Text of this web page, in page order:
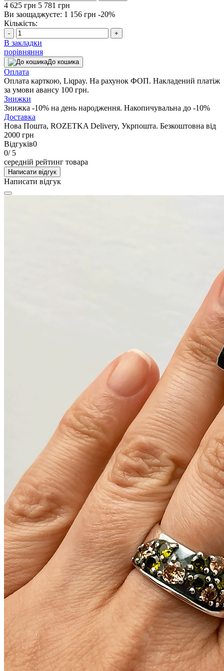
4 625 грн 5 781 грн
Ви заощаджуєте: 1 156 грн -20%
Кількість:
- +
В закладки
порівняння
До кошика
Оплата
Оплата карткою, Liqpay. На рахунок ФОП. Накладений платіж
за умови авансу 100 грн.
Знижки
Знижка -10% на день народження. Накопичувальна до -10%
Доставка
Нова Пошта, ROZETKA Delivery, Укрпошта. Безкоштовна від
2000 грн
Відгуків0
0/ 5
середній рейтинг товара
Написати відгук
Написати відгук